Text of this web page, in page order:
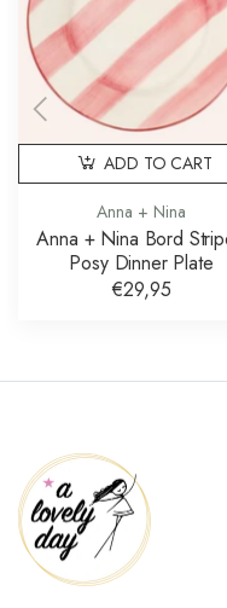
Anna + Nina
Anna + Nina Bord
Posy Dinner Plate
€29,95
ADD TO CART